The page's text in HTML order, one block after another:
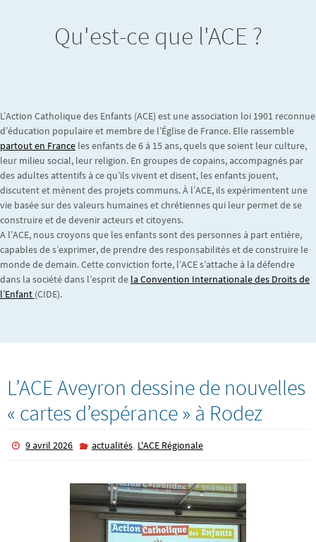
Qu'est-ce que l'ACE ?
L’Action Catholique des Enfants (ACE) est une association loi 1901 reconnue
d’éducation populaire et membre de l’Église de France. Elle rassemble
partout en France les enfants de 6 à 15 ans, quels que soient leur culture,
leur milieu social, leur religion. En groupes de copains, accompagnés par
des adultes attentifs à ce qu’ils vivent et disent, les enfants jouent,
discutent et mènent des projets communs. À l’ACE, ils expérimentent une
vie basée sur des valeurs humaines et chrétiennes qui leur permet de se
construire et de devenir acteurs et citoyens.
A l’ACE, nous croyons que les enfants sont des personnes à part entière,
capables de s’exprimer, de prendre des responsabilités et de construire le
monde de demain. Cette conviction forte, l’ACE s’attache à la défendre
dans la société dans l’esprit de la Convention Internationale des Droits de
l’Enfant (CIDE).
L’ACE Aveyron dessine de nouvelles
« cartes d’espérance » à Rodez
9 avril 2026 actualités, L'ACE Régionale